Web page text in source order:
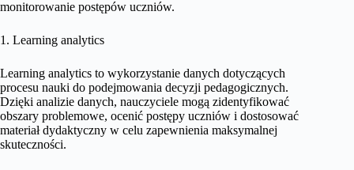
monitorowanie postępów uczniów.
1. Learning analytics
Learning analytics to wykorzystanie danych dotyczących
procesu nauki do podejmowania decyzji pedagogicznych.
Dzięki analizie danych, nauczyciele mogą zidentyfikować
obszary problemowe, ocenić postępy uczniów i dostosować
materiał dydaktyczny w celu zapewnienia maksymalnej
skuteczności.